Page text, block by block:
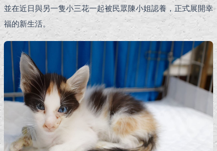
並在近日與另一隻小三花一起被民眾陳小姐認養，正式展開幸
福的新生活。